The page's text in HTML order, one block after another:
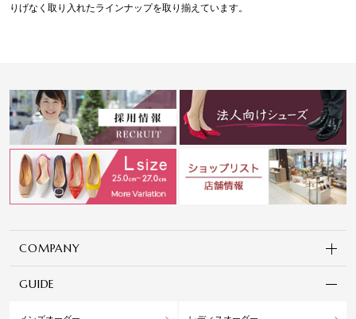
りげなく取り入れたラインナップを取り揃えています。
COMPANY
GUIDE